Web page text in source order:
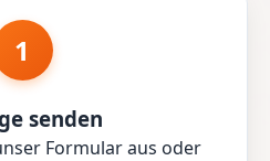
1
senden
Formular aus oder